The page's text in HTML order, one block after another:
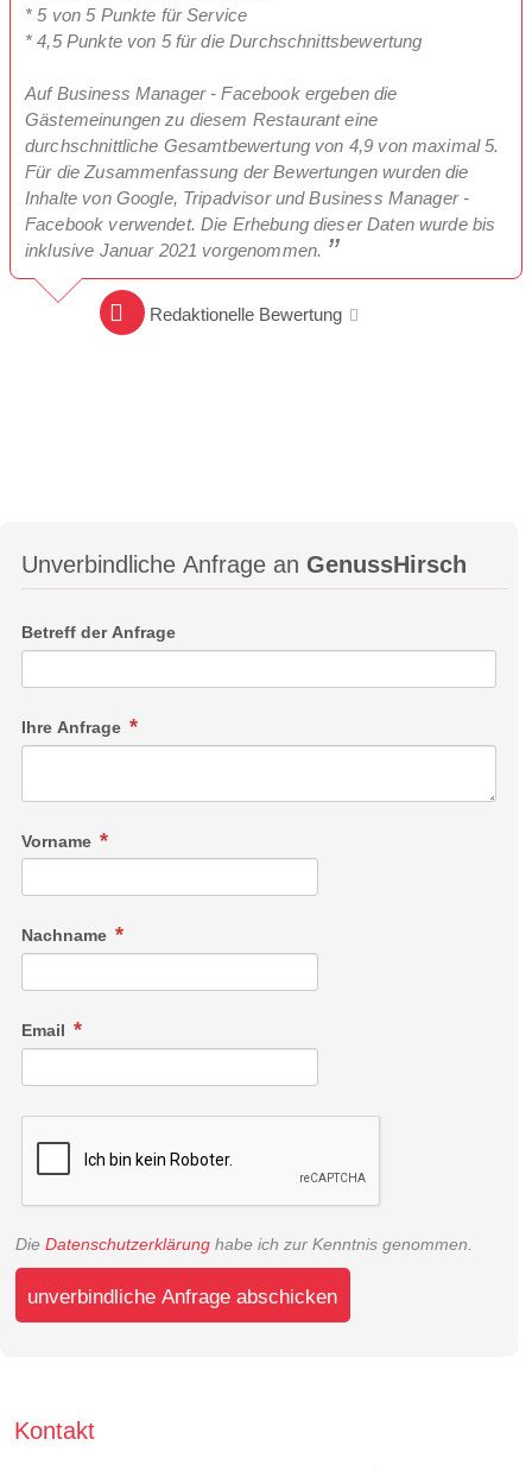
* 5 von 5 Punkte für Service
* 4,5 Punkte von 5 für die Durchschnittsbewertung
Auf Business Manager - Facebook ergeben die
Gästemeinungen zu diesem Restaurant eine
durchschnittliche Gesamtbewertung von 4,9 von maximal 5.
Für die Zusammenfassung der Bewertungen wurden die
Inhalte von Google, Tripadvisor und Business Manager -
Facebook verwendet. Die Erhebung dieser Daten wurde bis
inklusive Januar 2021 vorgenommen.
Redaktionelle Bewertung
Unverbindliche Anfrage an GenussHirsch
Betreff der Anfrage
Ihre Anfrage
Vorname
Nachname
Email
Die Datenschutzerklärung habe ich zur Kenntnis genommen.
unverbindliche Anfrage abschicken
Kontakt